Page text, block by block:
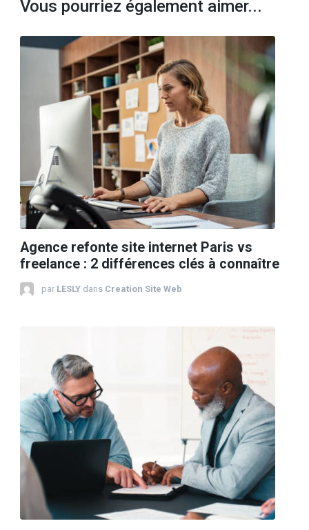
Vous pourriez également aimer...
Agence refonte site internet Paris vs
freelance : 2 différences clés à connaître
par LESLY dans Creation Site Web